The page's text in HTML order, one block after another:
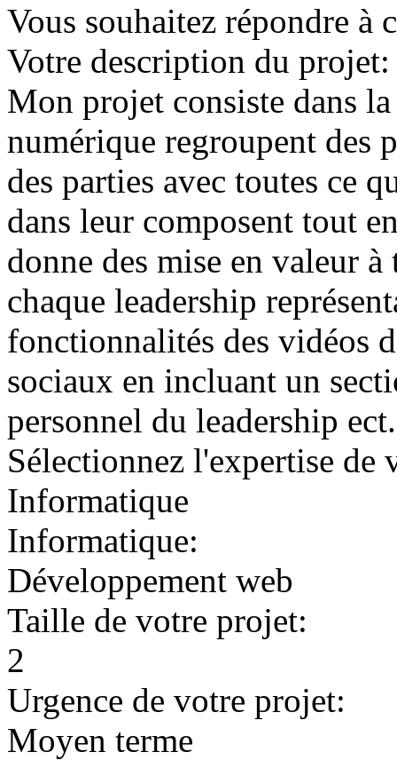
Vous souhaitez répondre à
Votre description du
Mon projet consiste dans
numérique regroupent des
des parties avec toutes ce
dans leur composent tout
donne des mise en valeur
chaque leadership
fonctionnalités des vidéos
sociaux en incluant un
personnel du leadership
Sélectionnez l'expertise de
Informatique
Informatique:
Développement web
Taille de votre projet:
2
Urgence de votre projet:
Moyen terme